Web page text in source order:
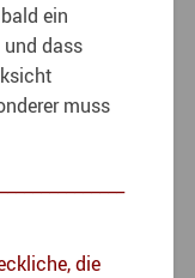
ein
dass
muss
die